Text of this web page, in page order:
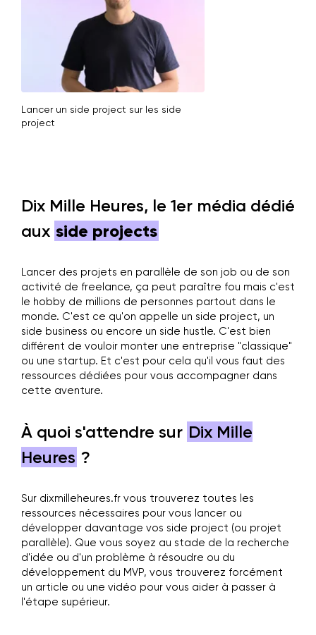
Lancer un side project sur les side
project
Dix Mille Heures, le 1er média dédié
aux side projects
Lancer des projets en parallèle de son job ou de son
activité de freelance, ça peut paraître fou mais c'est
le hobby de millions de personnes partout dans le
monde. C'est ce qu'on appelle un side project, un
side business ou encore un side hustle. C'est bien
différent de vouloir monter une entreprise "classique"
ou une startup. Et c'est pour cela qu'il vous faut des
ressources dédiées pour vous accompagner dans
cette aventure.
À quoi s'attendre sur Dix Mille
Heures ?
Sur dixmilleheures.fr vous trouverez toutes les
ressources nécessaires pour vous lancer ou
développer davantage vos side project (ou projet
parallèle). Que vous soyez au stade de la recherche
d'idée ou d'un problème à résoudre ou du
développement du MVP, vous trouverez forcément
un article ou une vidéo pour vous aider à passer à
l'étape supérieur.